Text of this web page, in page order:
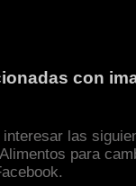
con
interesar las
para